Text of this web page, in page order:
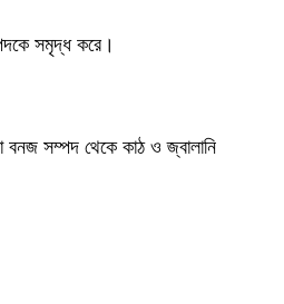
সমৃদ্ধ করে।
বনজ সম্পদ থেকে কাঠ ও জ্বালানি